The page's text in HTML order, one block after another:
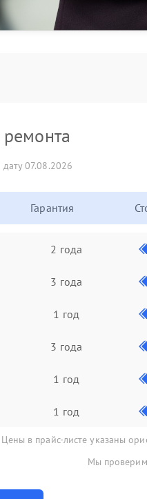
07.08.2026
Гарантия
2 года
3 года
1 год
3 года
1 год
1 год
Цены в прайс-листе указаны
Мы проверим